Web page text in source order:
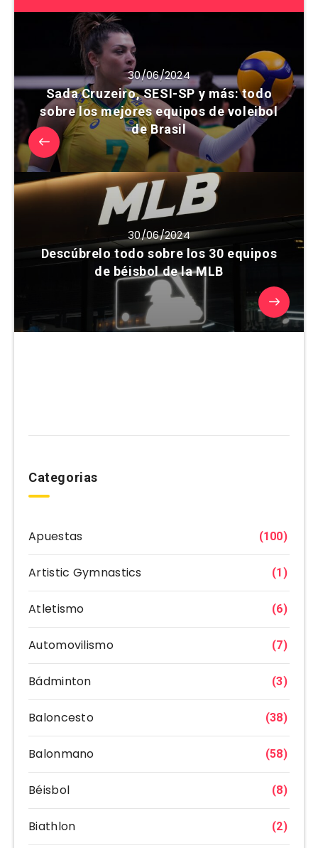
30/06/2024
Sada Cruzeiro, SESI-SP y más: todo
sobre los mejores equipos de voleibol
de Brasil
30/06/2024
Descúbrelo todo sobre los 30 equipos
de béisbol de la MLB
Categorias
Apuestas (100)
Artistic Gymnastics (1)
Atletismo (6)
Automovilismo (7)
Bádminton (3)
Baloncesto (38)
Balonmano (58)
Béisbol (8)
Biathlon (2)